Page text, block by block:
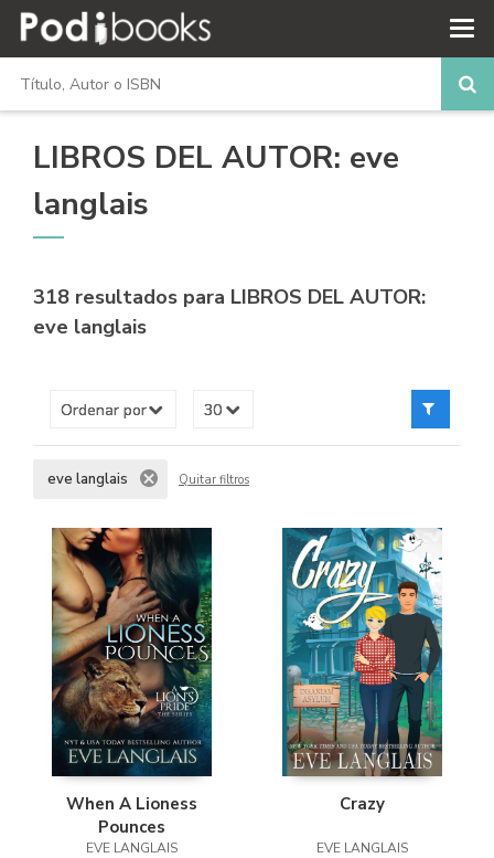
LIBROS DEL AUTOR: eve
langlais
318 resultados para LIBROS DEL AUTOR:
eve langlais
eve langlais Quitar filtros
When A Lioness
Pounces
EVE LANGLAIS
Crazy
EVE LANGLAIS